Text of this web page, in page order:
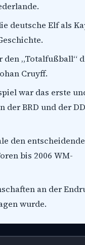
deutsche Elf als
„Totalfußball“
Cruyff.
war das erste
BRD und der
den
bis 2006 WM-
an der
wurde.